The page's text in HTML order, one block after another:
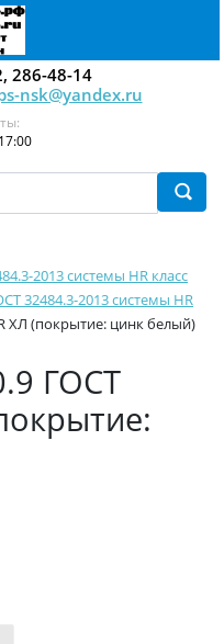
286-48-14
nsk@yandex.ru
2013 системы HR класс
32484.3-2013 системы HR
ХЛ (покрытие: цинк белый)
ГОСТ